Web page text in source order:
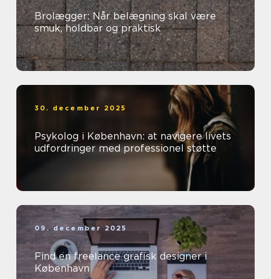
Brolægger: Når belægning skal være
smuk, holdbar og praktisk
30. december 2025
Psykolog i København: at navigere livets
udfordringer med professionel støtte
09. december 2025
Find en freelance grafisk designer i
København